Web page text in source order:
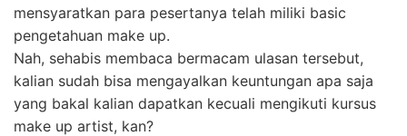
mensyaratkan para pesertanya telah miliki basic
pengetahuan make up.
Nah, sehabis membaca bermacam ulasan tersebut,
kalian sudah bisa mengayalkan keuntungan apa saja
yang bakal kalian dapatkan kecuali mengikuti kursus
make up artist, kan?